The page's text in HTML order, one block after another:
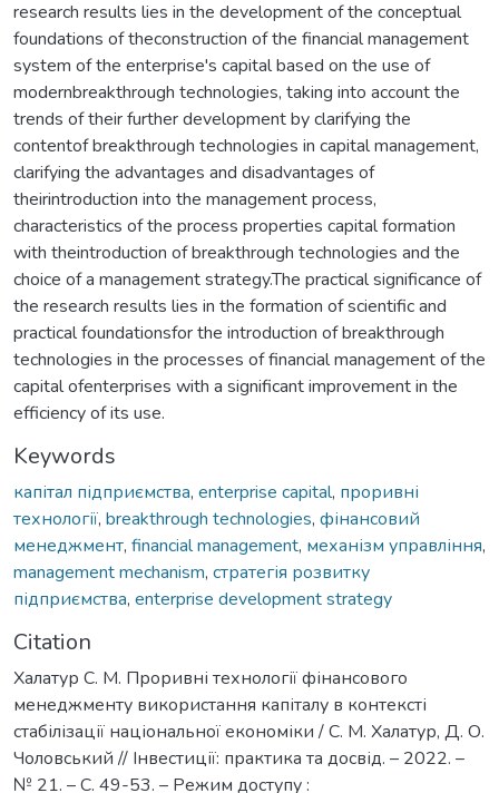
research results lies in the development of the conceptual
foundations of theconstruction of the financial management
system of the enterprise's capital based on the use of
modernbreakthrough technologies, taking into account the
trends of their further development by clarifying the
contentof breakthrough technologies in capital management,
clarifying the advantages and disadvantages of
theirintroduction into the management process,
characteristics of the process properties capital formation
with theintroduction of breakthrough technologies and the
choice of a management strategy.The practical significance of
the research results lies in the formation of scientific and
practical foundationsfor the introduction of breakthrough
technologies in the processes of financial management of the
capital ofenterprises with a significant improvement in the
efficiency of its use.
Keywords
капітал підприємства, enterprise capital, проривні
технології, breakthrough technologies, фінансовий
менеджмент, financial management, механізм управління,
management mechanism, стратегія розвитку
підприємства, enterprise development strategy
Citation
Халатур С. М. Проривні технології фінансового
менеджменту використання капіталу в контексті
стабілізації національної економіки / С. М. Халатур, Д. О.
Чоловський // Інвестиції: практика та досвід. – 2022. –
№ 21. – С. 49-53. – Режим доступу :